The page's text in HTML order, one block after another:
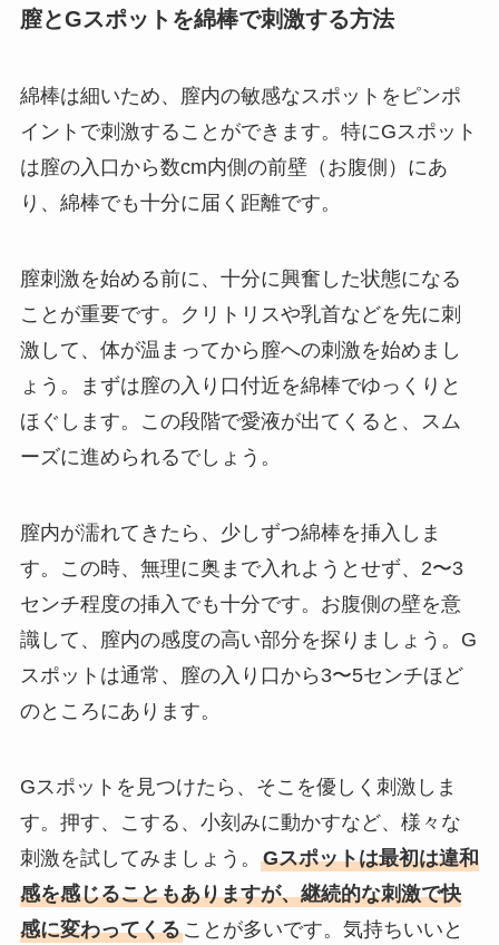
膣とGスポットを綿棒で刺激する方法
綿棒は細いため、膣内の敏感なスポットをピンポ
イントで刺激することができます。特にGスポット
は膣の入口から数cm内側の前壁（お腹側）にあ
り、綿棒でも十分に届く距離です。
膣刺激を始める前に、十分に興奮した状態になる
ことが重要です。クリトリスや乳首などを先に刺
激して、体が温まってから膣への刺激を始めまし
ょう。まずは膣の入り口付近を綿棒でゆっくりと
ほぐします。この段階で愛液が出てくると、スム
ーズに進められるでしょう。
膣内が濡れてきたら、少しずつ綿棒を挿入しま
す。この時、無理に奥まで入れようとせず、2〜3
センチ程度の挿入でも十分です。お腹側の壁を意
識して、膣内の感度の高い部分を探りましょう。G
スポットは通常、膣の入り口から3〜5センチほど
のところにあります。
Gスポットを見つけたら、そこを優しく刺激しま
す。押す、こする、小刻みに動かすなど、様々な
刺激を試してみましょう。 Gスポットは最初は違和
感を感じることもありますが、継続的な刺激で快
感に変わってくることが多いです。気持ちいいと